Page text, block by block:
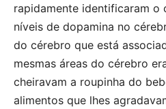
rapidamente identificaram o
níveis de dopamina no
do cérebro que está
mesmas áreas do cérebro
cheiravam a roupinha do
alimentos que lhes